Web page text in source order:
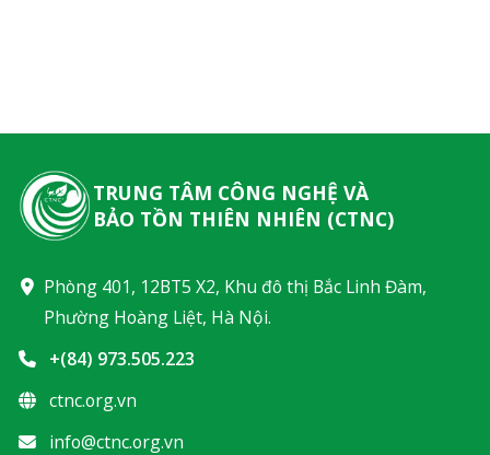
TRUNG TÂM CÔNG NGHỆ VÀ
BẢO TỒN THIÊN NHIÊN (CTNC)
Phòng 401, 12BT5 X2, Khu đô thị Bắc Linh Đàm,
Phường Hoàng Liệt, Hà Nội.
+(84) 973.505.223
ctnc.org.vn
info@ctnc.org.vn